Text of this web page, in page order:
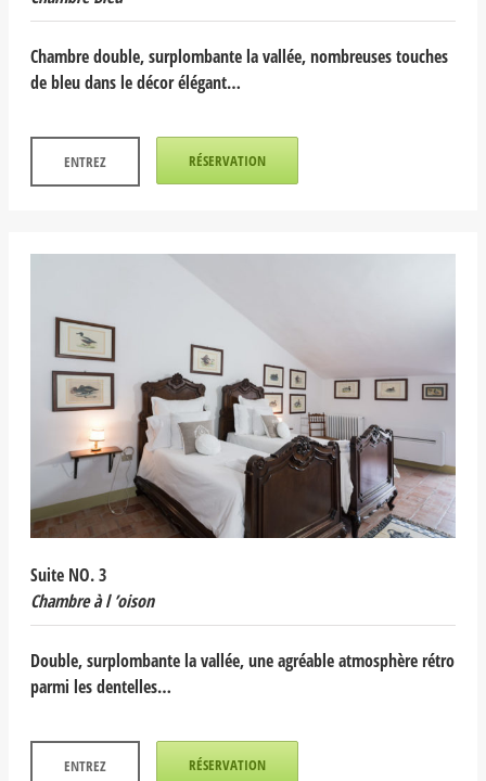
Chambre double, surplombante la vallée, nombreuses touches
de bleu dans le décor élégant…
ENTREZ RÉSERVATION
Suite NO. 3
Chambre à l ’oison
Double, surplombante la vallée, une agréable atmosphère rétro
parmi les dentelles…
ENTREZ RÉSERVATION